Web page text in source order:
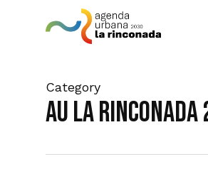
Category
AU La Rinconada